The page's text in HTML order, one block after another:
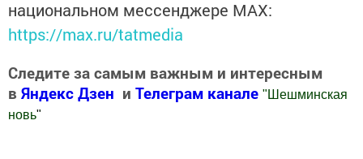
национальном мессенджере MАХ:
https://max.ru/tatmedia
Следите за самым важным и интересным
в Яндекс Дзен и Телеграм канале " Шешминская
новь"